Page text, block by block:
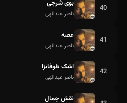
40 بوی شرجی
ناصر عبدالهی
41 غصه
ناصر عبدالهی
42 اشک طوفانزا
ناصر عبدالهی
نقش جمال